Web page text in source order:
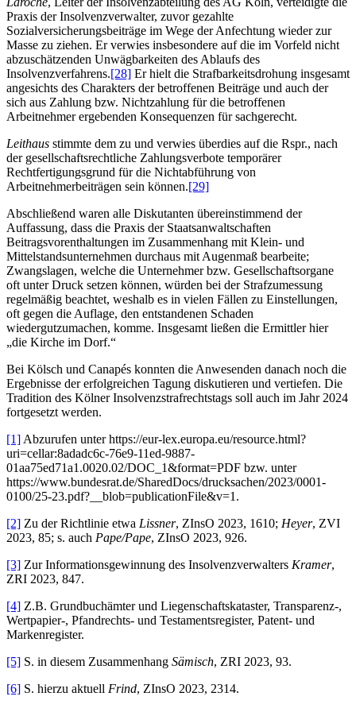
Praxis der Insolvenzverwalter, zuvor gezahlte
Sozialversicherungsbeiträge im Wege der Anfechtung wieder zur
Masse zu ziehen. Er verwies insbesondere auf die im Vorfeld nicht
abzuschätzenden Unwägbarkeiten des Ablaufs des
Insolvenzverfahrens.[28] Er hielt die Strafbarkeitsdrohung insgesamt
angesichts des Charakters der betroffenen Beiträge und auch der
sich aus Zahlung bzw. Nichtzahlung für die betroffenen
Arbeitnehmer ergebenden Konsequenzen für sachgerecht.
Leithaus stimmte dem zu und verwies überdies auf die Rspr., nach
der gesellschaftsrechtliche Zahlungsverbote temporärer
Rechtfertigungsgrund für die Nichtabführung von
Arbeitnehmerbeiträgen sein können.[29]
Abschließend waren alle Diskutanten übereinstimmend der
Auffassung, dass die Praxis der Staatsanwaltschaften
Beitragsvorenthaltungen im Zusammenhang mit Klein- und
Mittelstandsunternehmen durchaus mit Augenmaß bearbeite;
Zwangslagen, welche die Unternehmer bzw. Gesellschaftsorgane
oft unter Druck setzen können, würden bei der Strafzumessung
regelmäßig beachtet, weshalb es in vielen Fällen zu Einstellungen,
oft gegen die Auflage, den entstandenen Schaden
wiedergutzumachen, komme. Insgesamt ließen die Ermittler hier
„die Kirche im Dorf.“
Bei Kölsch und Canapés konnten die Anwesenden danach noch die
Ergebnisse der erfolgreichen Tagung diskutieren und vertiefen. Die
Tradition des Kölner Insolvenzstrafrechtstags soll auch im Jahr 2024
fortgesetzt werden.
[1] Abzurufen unter https://eur-lex.europa.eu/resource.html?
uri=cellar:8adadc6c-76e9-11ed-9887-
01aa75ed71a1.0020.02/DOC_1&format=PDF bzw. unter
https://www.bundesrat.de/SharedDocs/drucksachen/2023/0001-
0100/25-23.pdf?__blob=publicationFile&v=1.
[2] Zu der Richtlinie etwa Lissner, ZInsO 2023, 1610; Heyer, ZVI
2023, 85; s. auch Pape/Pape, ZInsO 2023, 926.
[3] Zur Informationsgewinnung des Insolvenzverwalters Kramer,
ZRI 2023, 847.
[4] Z.B. Grundbuchämter und Liegenschaftskataster, Transparenz-,
Wertpapier-, Pfandrechts- und Testamentsregister, Patent- und
Markenregister.
[5] S. in diesem Zusammenhang Sämisch, ZRI 2023, 93.
[6] S. hierzu aktuell Frind, ZInsO 2023, 2314.